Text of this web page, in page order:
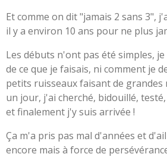
Et comme on dit "jamais 2 sans 3",
il y a environ 10 ans pour ne plus
Les débuts n'ont pas été simples,
de ce que je faisais, ni comment je
petits ruisseaux faisant de
un jour, j'ai cherché, bidouillé, testé,
et finalement j'y suis arrivée !
Ça m'a pris pas mal d'années et
encore mais à force de